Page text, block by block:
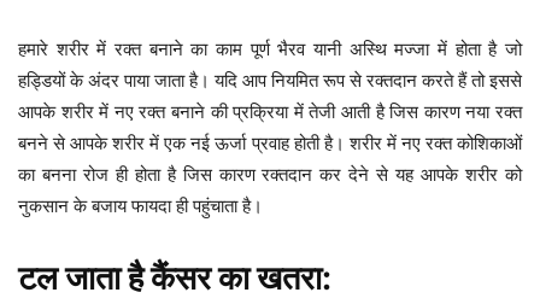
हमारे शरीर में रक्त बनाने का काम पूर्ण भैरव यानी अस्थि मज्जा में होता है जो
हड्डियों के अंदर पाया जाता है। यदि आप नियमित रूप से रक्तदान करते हैं तो इससे
आपके शरीर में नए रक्त बनाने की प्रक्रिया में तेजी आती है जिस कारण नया रक्त
बनने से आपके शरीर में एक नई ऊर्जा प्रवाह होती है। शरीर में नए रक्त कोशिकाओं
का बनना रोज ही होता है जिस कारण रक्तदान कर देने से यह आपके शरीर को
नुकसान के बजाय फायदा ही पहुंचाता है।
टल जाता है कैंसर का खतरा: